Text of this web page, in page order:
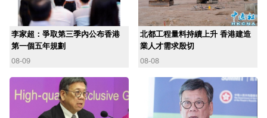
李家超：爭取第三季內公布香港
第一個五年規劃
08-09
北都工程量料持續上升 香港建造
業人才需求殷切
08-08